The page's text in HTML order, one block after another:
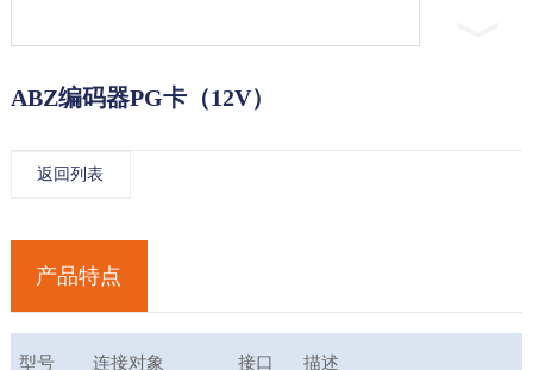
ABZ编码器PG卡（12V）
返回列表
产品特点
型号 连接对象
接口
描述